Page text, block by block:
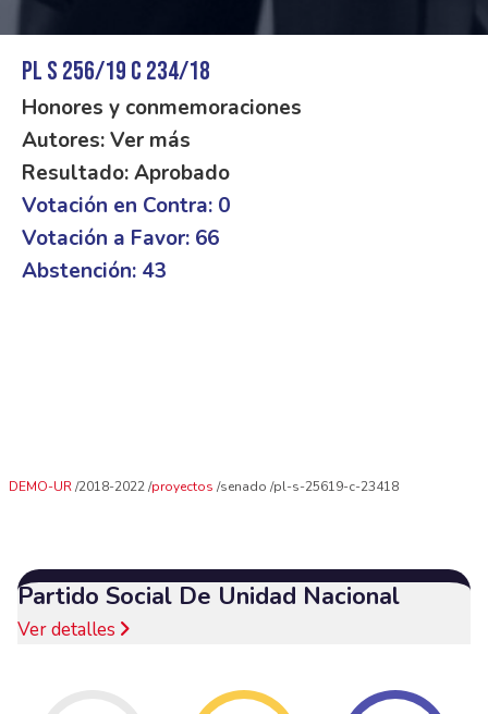
PL S 256/19 C 234/18
Honores y conmemoraciones
Autores: Ver más
Resultado: Aprobado
Votación en Contra: 0
Votación a Favor: 66
Abstención: 43
DEMO-UR 2018-2022 proyectos senado pl-s-25619-c-23418
Partido Social De Unidad Nacional
Ver detalles